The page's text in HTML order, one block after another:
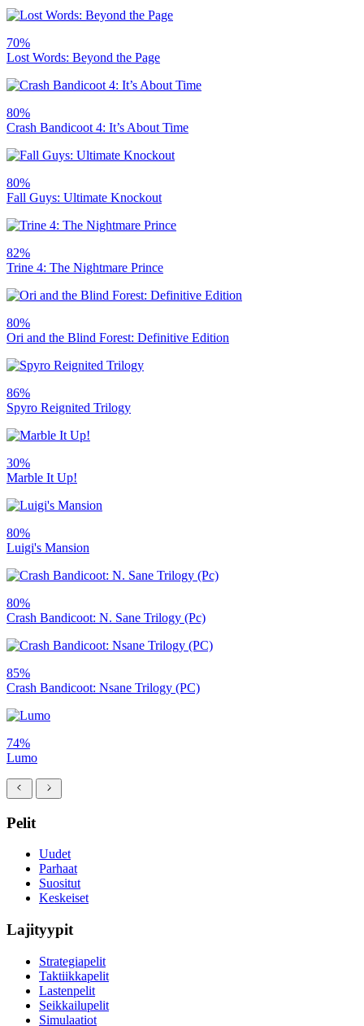
70%
Lost Words: Beyond the Page
80%
Crash Bandicoot 4: It’s About Time
80%
Fall Guys: Ultimate Knockout
82%
Trine 4: The Nightmare Prince
80%
Ori and the Blind Forest: Definitive Edition
86%
Spyro Reignited Trilogy
30%
Marble It Up!
80%
Luigi's Mansion
80%
Crash Bandicoot: N. Sane Trilogy (Pc)
85%
Crash Bandicoot: Nsane Trilogy (PC)
74%
Lumo
Pelit
Uudet
Parhaat
Suositut
Keskeiset
Lajityypit
Strategiapelit
Taktiikkapelit
Lastenpelit
Seikkailupelit
Simulaatiot